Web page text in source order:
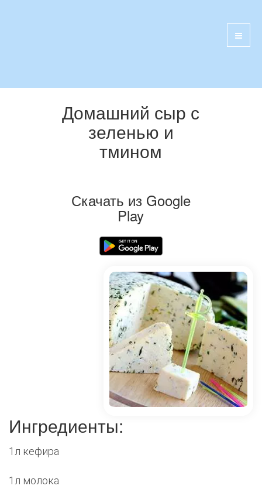
Домашний сыр с
зеленью и
тмином
Скачать из Google
Play
Ингредиенты:
1л кефира
1л молока